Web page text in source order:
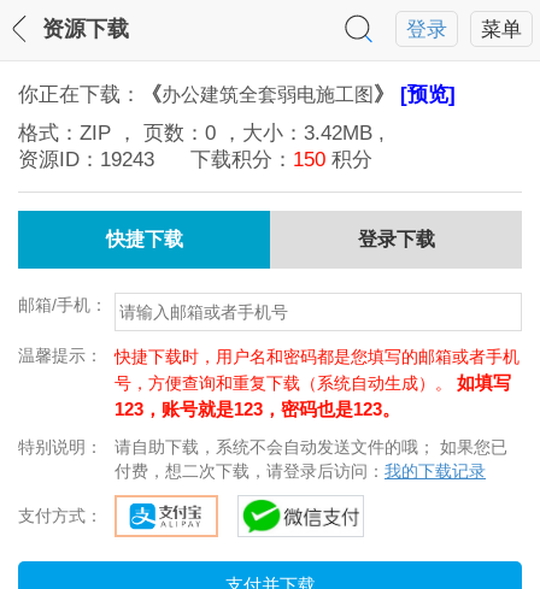
菜单
登录
资源下载
你正在下载： 《办公建筑全套弱电施工图 》 [预览]
格式： ZIP ， 页数： 0 ，大小： 3.42MB ,
资源ID： 19243 下载积分： 150 积分
快捷下载 登录下载
邮箱/手机：
温馨提示：
快捷下载时，用户名和密码都是您填写的邮箱或者手机
号，方便查询和重复下载（系统自动生成）。 如填写
123，账号就是123，密码也是123。
特别说明：
请自助下载，系统不会自动发送文件的哦； 如果您已
付费，想二次下载，请登录后访问： 我的下载记录
支付方式：